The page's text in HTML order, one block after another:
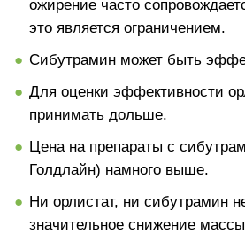
ожирение часто
это является ограничением.
Сибутрамин может быть
Для оценки эффективности
принимать дольше.
Цена на препараты с
Голдлайн) намного выше.
Ни орлистат, ни сибутрамин
значительное снижение